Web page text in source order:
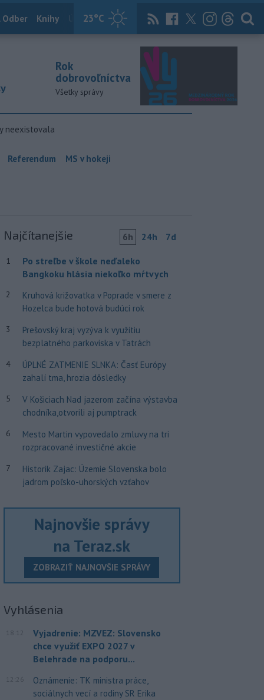
23°C
Odber Knihy Útulkovo Magazín News Now Archív
Rok
dobrovoľníctva
Všetky správy
neexistovala
Referendum MS v hokeji
Najčítanejšie 6h 24h 7d
1
Po streľbe v škole neďaleko
Bangkoku hlásia niekoľko mŕtvych
2
Kruhová križovatka v Poprade v smere z
Hozelca bude hotová budúci rok
3
Prešovský kraj vyzýva k využitiu
bezplatného parkoviska v Tatrách
4
ÚPLNÉ ZATMENIE SLNKA: Časť Európy
zahalí tma, hrozia dôsledky
5
V Košiciach Nad jazerom začína výstavba
chodníka,otvorili aj pumptrack
6
Mesto Martin vypovedalo zmluvy na tri
rozpracované investičné akcie
7
Historik Zajac: Územie Slovenska bolo
jadrom poľsko-uhorských vzťahov
Najnovšie správy
na Teraz.sk
ZOBRAZIŤ NAJNOVŠIE SPRÁVY
Vyhlásenia
18:12
Vyjadrenie: MZVEZ: Slovensko
chce využiť EXPO 2027 v
Belehrade na podporu...
12:26
Oznámenie: TK ministra práce,
sociálnych vecí a rodiny SR Erika